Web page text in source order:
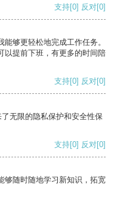
支持[0] 反对[0]
够更轻松地完成工作任务。
以提前下班，有更多的时间陪
支持[0] 反对[0]
无限的隐私保护和安全性保
支持[0] 反对[0]
够随时随地学习新知识，拓宽